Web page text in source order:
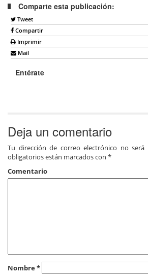
Comparte esta publicación:
Tweet
Compartir
Imprimir
Mail
Entérate
Deja un comentario
Tu dirección de correo electrónico no será
obligatorios están marcados con *
Comentario
Nombre*